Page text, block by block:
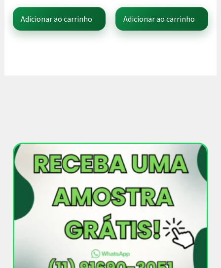
Adicionar ao carrinho Adicionar ao carrinho